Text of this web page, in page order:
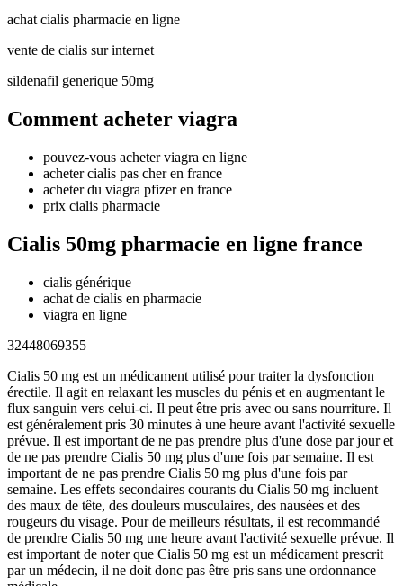
achat cialis pharmacie en ligne
vente de cialis sur internet
sildenafil generique 50mg
Comment acheter viagra
pouvez-vous acheter viagra en ligne
acheter cialis pas cher en france
acheter du viagra pfizer en france
prix cialis pharmacie
Cialis 50mg pharmacie en ligne france
cialis générique
achat de cialis en pharmacie
viagra en ligne
32448069355
Cialis 50 mg est un médicament utilisé pour traiter la dysfonction
érectile. Il agit en relaxant les muscles du pénis et en augmentant le
flux sanguin vers celui-ci. Il peut être pris avec ou sans nourriture. Il
est généralement pris 30 minutes à une heure avant l'activité sexuelle
prévue. Il est important de ne pas prendre plus d'une dose par jour et
de ne pas prendre Cialis 50 mg plus d'une fois par semaine. Il est
important de ne pas prendre Cialis 50 mg plus d'une fois par
semaine. Les effets secondaires courants du Cialis 50 mg incluent
des maux de tête, des douleurs musculaires, des nausées et des
rougeurs du visage. Pour de meilleurs résultats, il est recommandé
de prendre Cialis 50 mg une heure avant l'activité sexuelle prévue. Il
est important de noter que Cialis 50 mg est un médicament prescrit
par un médecin, il ne doit donc pas être pris sans une ordonnance